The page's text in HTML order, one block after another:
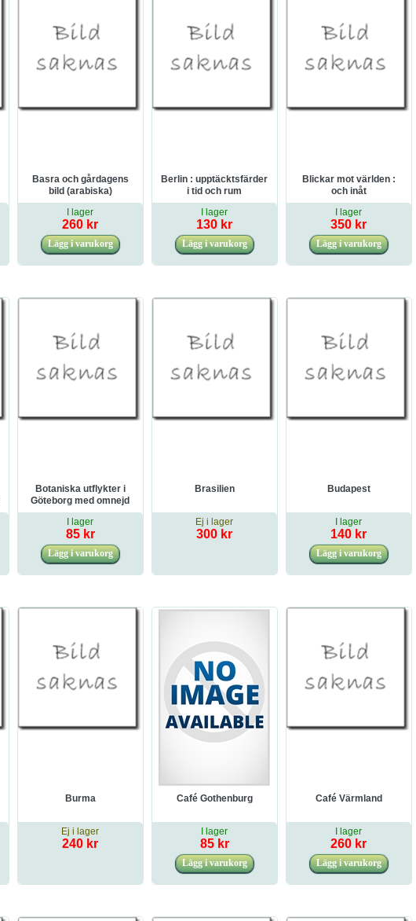
Basra och gårdagens
bild (arabiska)
I lager
260 kr
Berlin : upptäcktsfärder
i tid och rum
I lager
130 kr
Blickar mot världen :
och inåt
I lager
350 kr
Botaniska utflykter i
Göteborg med omnejd
I lager
85 kr
Brasilien
Ej i lager
300 kr
Budapest
I lager
140 kr
Burma
Ej i lager
240 kr
Café Gothenburg
I lager
85 kr
Café Värmland
I lager
260 kr